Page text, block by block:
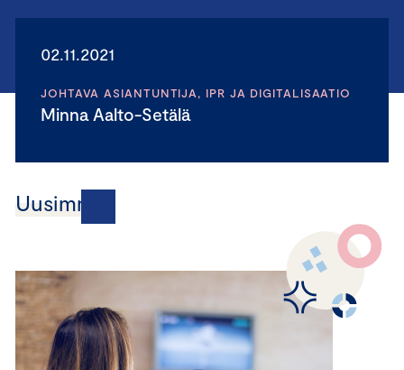
02.11.2021
JOHTAVA ASIANTUNTIJA, IPR JA DIGITALISAATIO
Minna Aalto-Setälä
Uusimmat